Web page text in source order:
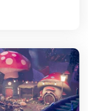
击其中一个物品，